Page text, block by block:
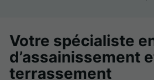
Votre spécialiste
d’assainissement
terrassement